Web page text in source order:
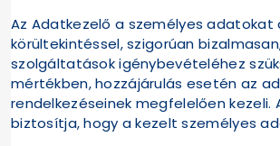
Az Adatkezelő a személyes adatokat
körültekintéssel, szigorúan
szolgáltatások igénybevételéhez
mértékben, hozzájárulás esetén az
rendelkezéseinek megfelelően kezeli.
biztosítja, hogy a kezelt személyes